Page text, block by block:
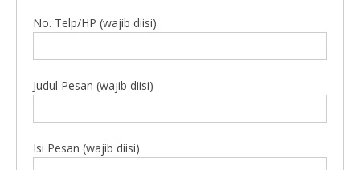
No. Telp/HP (wajib diisi)
Judul Pesan (wajib diisi)
Isi Pesan (wajib diisi)